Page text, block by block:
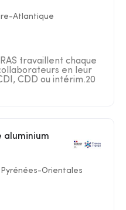
Atlantique
travaillent chaque
en leur
CDD ou intérim.20
aluminium
Orientales